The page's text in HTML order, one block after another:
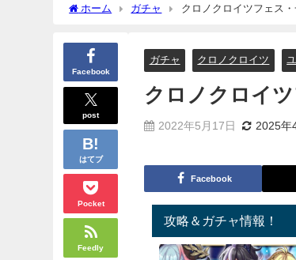
ホーム ガチャ クロノクロイツフェス
Facebook
post
はてブ
Pocket
Feedly
ガチャ クロノクロイツ
クロノクロイ
2022年5月17日 2025年
Facebook
攻略＆ガチャ情報！